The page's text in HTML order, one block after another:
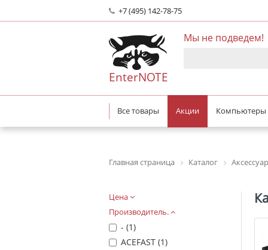
+7 (495) 142-78-75
EnterNOTE
Мы не подведем!
Все товары Акции Компьютеры
Главная страница Каталог
Цена
Производитель.
- (1)
ACEFAST (1)